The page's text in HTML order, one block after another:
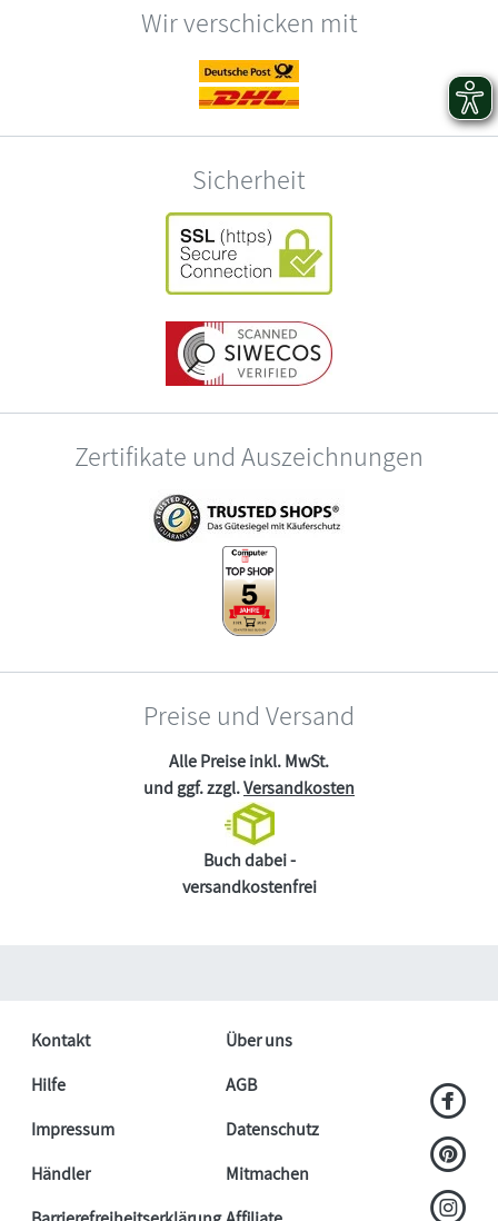
Wir verschicken mit
Sicherheit
Zertifikate und Auszeichnungen
Preise und Versand
Alle Preise inkl. MwSt.
und ggf. zzgl.Versandkosten
Buch dabei -
versandkostenfrei
Kontakt
Über uns
Hilfe
AGB
Impressum
Datenschutz
Händler
Mitmachen